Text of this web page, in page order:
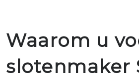
Waarom u
slotenmaker